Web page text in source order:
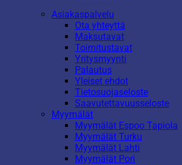
Asiakaspalvelu
Ota yhteyttä
Maksutavat
Toimitustavat
Yritysmyynti
Palautus
Yleiset ehdot
Tietosuojaseloste
Saavutettavuusseloste
Myymälät
Myymälät Espoo Tapiola
Myymälät Turku
Myymälät Lahti
Myymälät Pori